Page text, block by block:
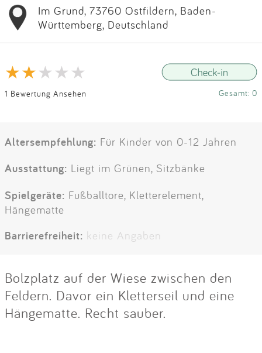
Im Grund, 73760 Ostfildern, Baden-
Württemberg, Deutschland
1 Bewertung Ansehen Gesamt: 0
Altersempfehlung: Für Kinder von 0-12 Jahren
Ausstattung: Liegt im Grünen, Sitzbänke
Spielgeräte: Fußballtore, Kletterelement,
Hängematte
Barrierefreiheit: keine Angaben
Bolzplatz auf der Wiese zwischen den
Feldern. Davor ein Kletterseil und eine
Hängematte. Recht sauber.